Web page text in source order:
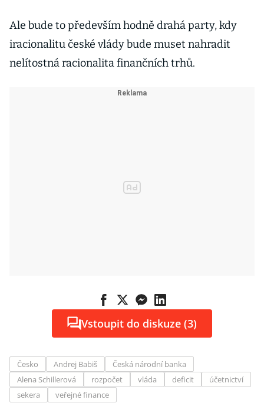
Ale bude to především hodně drahá party, kdy
iracionalitu české vlády bude muset nahradit
nelítostná racionalita finančních trhů.
Vstoupit do diskuze (3)
Česko Andrej Babiš
Česká národní banka
Alena Schillerová
rozpočet vláda deficit
účetnictví
sekera
veřejné finance